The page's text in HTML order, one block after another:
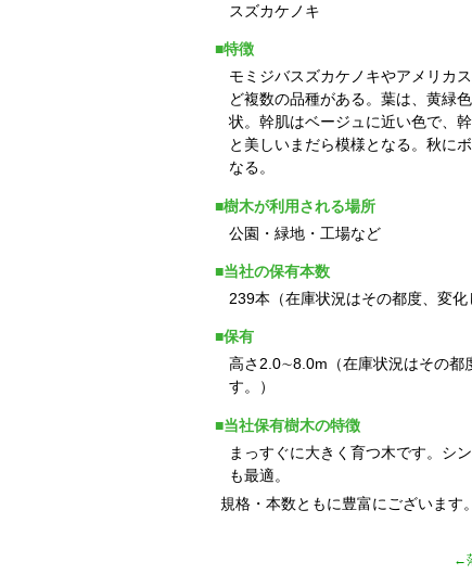
スズカケノキ
■特徴
モミジバスズカケノキやアメリカ
ど複数の品種がある。葉は、黄緑
状。幹肌はベージュに近い色で、
と美しいまだら模様となる。秋に
なる。
■樹木が利用される場所
公園・緑地・工場など
■当社の保有本数
239本（在庫状況はその都度、変化
■保有
高さ2.0∼8.0m（在庫状況はその都
す。）
■当社保有樹木の特徴
まっすぐに大きく育つ木です。シ
も最適。
規格・本数ともに豊富にございます。
←